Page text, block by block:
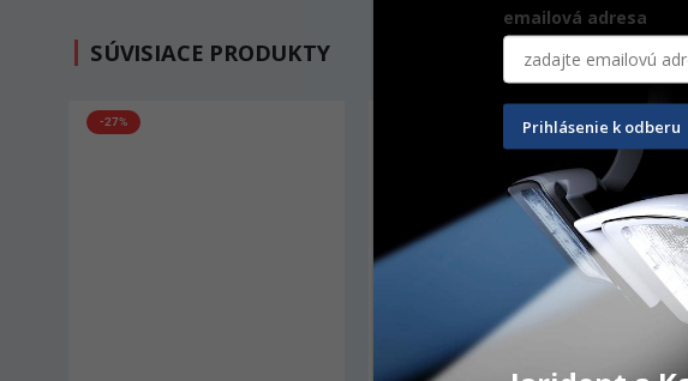
SÚVISIACE PRODUKTY
-27%
emailová adresa
Prihlásenie k odberu